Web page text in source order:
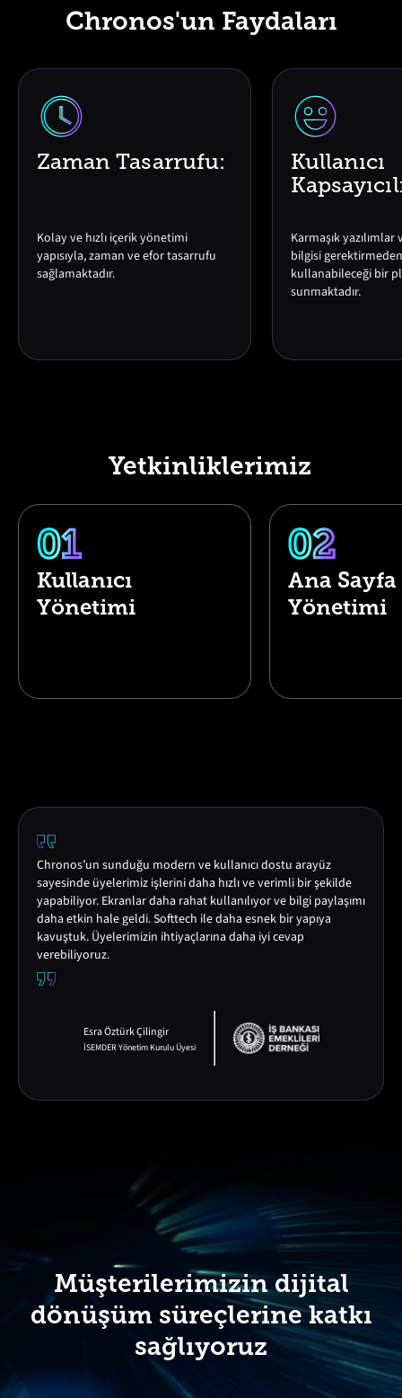
Chronos'un Faydaları
Zaman Tasarrufu:
Kolay ve hızlı içerik yönetimi
yapısıyla, zaman ve efor tasarrufu
sağlamaktadır.
Kullanıcı
Karmaşık
bilgisi
kullanabileceği bir
sunmaktadır.
Yetkinliklerimiz
Kullanıcı
Yönetimi
Ana
Yönetimi
Chronos’un sunduğu modern ve kullanıcı dostu arayüz
sayesinde üyelerimiz işlerini daha hızlı ve verimli bir şekilde
yapabiliyor. Ekranlar daha rahat kullanılıyor ve bilgi paylaşımı
daha etkin hale geldi. Softtech ile daha esnek bir yapıya
kavuştuk. Üyelerimizin ihtiyaçlarına daha iyi cevap
verebiliyoruz.
Esra Öztürk Çilingir
İSEMDER Yönetim Kurulu Üyesi
Müşterilerimizin dijital
dönüşüm süreçlerine katkı
sağlıyoruz